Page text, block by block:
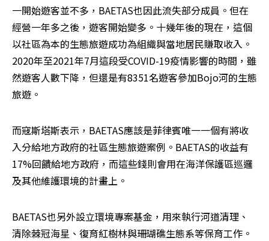
一開始遊客並不多，BAETAS也因此流失部分成員。但在
經營一年多之後，遊客開始變多。十幾年後的現在，這個
以社區為本的生態旅遊成功為組織與當地居民賺取收入。
2020年至2021年7月這段受COVID-19疫情影響的時間，雖
然遊客人數下降，但還是有8351名遊客參加Bojo河的生態
旅遊。
而寇斯塔斯表示，BAETAS應該是菲律賓唯一一個有將收
入分給地方政府的社區生態旅遊案例。BAETAS的收益有
17%回饋給地方政府，而這些錢則會用在海洋保護區巡邏
及其他維護環境的計畫上。
BAETAS也另外設立環境專案基金，用來執行河道清理、
清除棘冠海星、復育紅樹林與珊瑚礁生態系等保育工作。